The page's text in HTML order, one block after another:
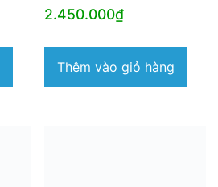
2.450.000₫
Thêm vào giỏ hàng